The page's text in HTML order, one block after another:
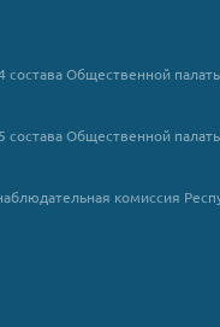
Общественной
Общественной
комиссия